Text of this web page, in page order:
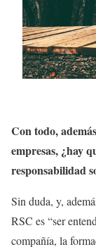
Con todo,
empresas, ¿hay
responsabilidad
Sin duda, y,
RSC es “ser
compañía, la